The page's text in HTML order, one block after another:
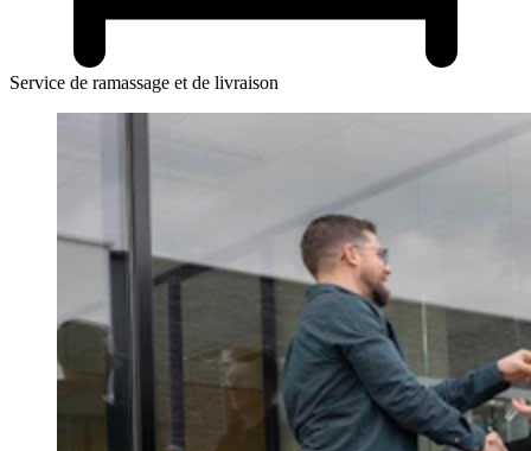
Service de ramassage et de livraison